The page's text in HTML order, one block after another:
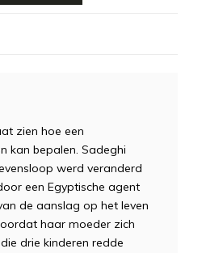
zien hoe een
kan bepalen. Sadeghi
werd veranderd
een Egyptische agent
de aanslag op het leven
haar moeder zich
drie kinderen redde